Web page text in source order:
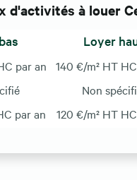
d'activités à louer
Loyer
par an
140 €/m² HT
Non
par an 120 €/m² HT